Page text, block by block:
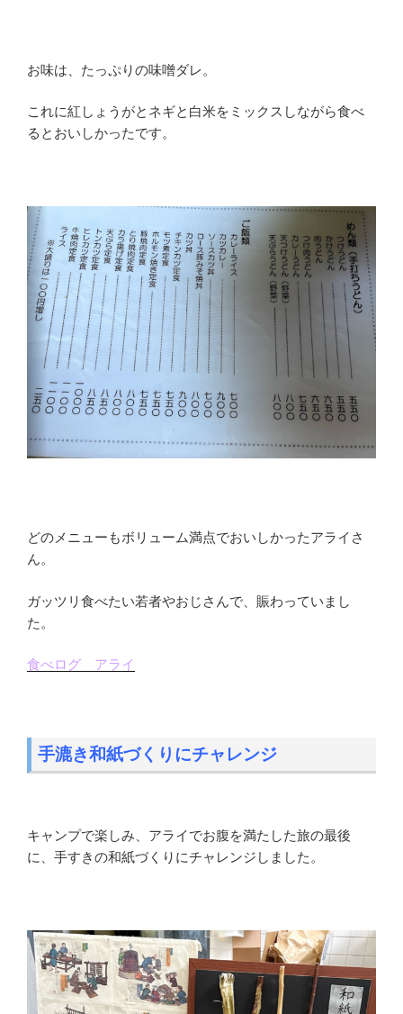
お味は、たっぷりの味噌ダレ。
これに紅しょうがとネギと白米をミックスしながら食べ
るとおいしかったです。
どのメニューもボリューム満点でおいしかったアライさ
ん。
ガッツリ食べたい若者やおじさんで、賑わっていまし
た。
食べログ アライ
手漉き和紙づくりにチャレンジ
キャンプで楽しみ、アライでお腹を満たした旅の最後
に、手すきの和紙づくりにチャレンジしました。